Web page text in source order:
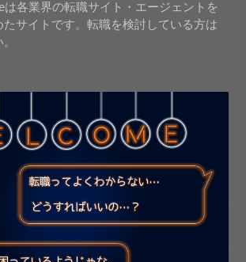
は各業界の転職サイト・エージェントを
たサイトです。転職を検討している方は